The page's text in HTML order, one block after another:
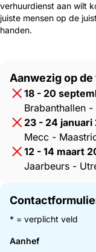
verhuurdienst aan wilt
juiste mensen op de
handen.
Aanwezig op
18 - 20
Brabanthallen
23 - 24 januari
Mecc -
12 - 14 maart
Jaarbeurs -
* = verplicht veld
Aanhef